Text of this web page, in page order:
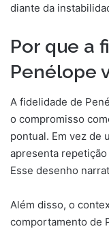
diante da
Por que a
Penélope
A fidelidade de
o compromisso
pontual. Em vez de
apresenta
Esse desenho
Além disso, o
comportamento de